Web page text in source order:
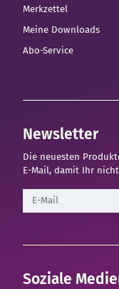
Merkzettel
Meine Downloads
Abo-Service
Newsletter
Die neuesten
E-Mail, damit Ihr
Newsletter
Soziale